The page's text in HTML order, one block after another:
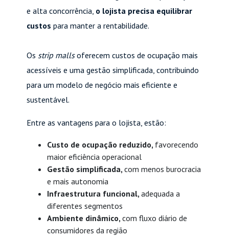
e alta concorrência, o lojista precisa equilibrar
custos para manter a rentabilidade.
Os strip mallsoferecem custos de ocupação mais
acessíveis e uma gestão simplificada, contribuindo
para um modelo de negócio mais eficiente e
sustentável.
Entre as vantagens para o lojista, estão:
Custo de ocupação reduzido, favorecendo
maior eficiência operacional
Gestão simplificada,com menos burocracia
e mais autonomia
Infraestrutura funcional,adequada a
diferentes segmentos
Ambiente dinâmico,com fluxo diário de
consumidores da região